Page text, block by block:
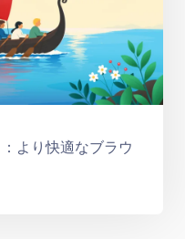
より快適なブラウ